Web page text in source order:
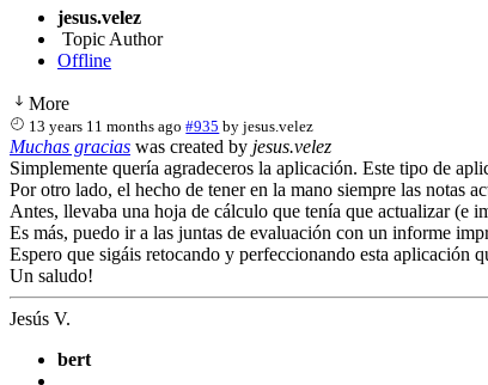
jesus.velez
Topic Author
Offline
More
13 years 11 months ago #935 byjesus.velez
Muchas gracias was created by jesus.velez
Simplemente quería agradeceros la aplicación. Este tipo de
Por otro lado, el hecho de tener en la mano siempre las notas
Antes, llevaba una hoja de cálculo que tenía que actualizar (e
Es más, puedo ir a las juntas de evaluación con un informe
Espero que sigáis retocando y perfeccionando esta aplicación
Un saludo!
Jesús V.
bert